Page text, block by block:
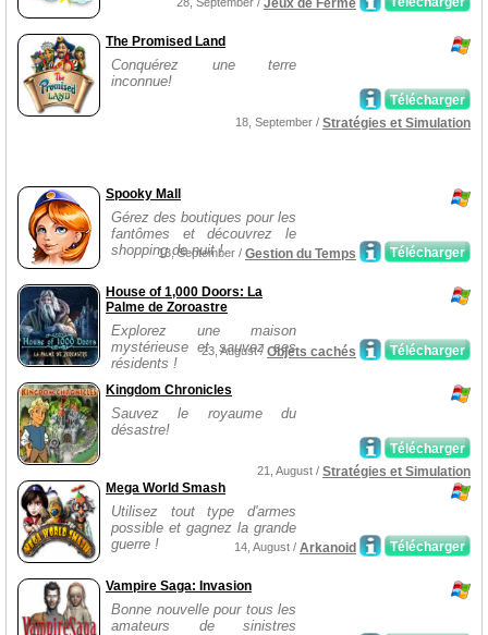
Jeux de Ferme
The Promised Land
Conquérez une terre
inconnue!
Télécharger
18, September / Stratégies et Simulation
Spooky Mall
Gérez des boutiques pour les
fantômes et découvrez le
shopping de nuit !
Télécharger
13, September / Gestion du Temps
House of 1,000 Doors: La
Palme de Zoroastre
Explorez une maison
mystérieuse et sauvez ses
résidents !
Télécharger
23, August / Objets cachés
Kingdom Chronicles
Sauvez le royaume du
désastre!
Télécharger
21, August / Stratégies et Simulation
Mega World Smash
Utilisez tout type d'armes
possible et gagnez la grande
guerre !
Télécharger
14, August / Arkanoid
Vampire Saga: Invasion
Bonne nouvelle pour tous les
amateurs de sinistres